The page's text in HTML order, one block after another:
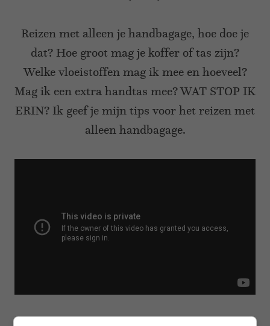
Reizen met alleen je handbagage, hoe doe je
dat? Hoe groot mag je koffer of tas zijn?
Welke vloeistoffen mag ik mee en hoeveel?
Mag ik een extra handtas mee? WAT STOP IK
ERIN? Ik geef je mijn tips voor het reizen met
alleen handbagage.